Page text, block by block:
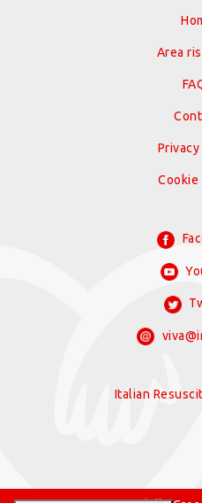
Area
Cookie
Italian